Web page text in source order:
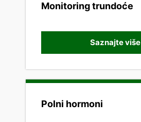
Monitoring trundoće
Saznajte više
Polni hormoni